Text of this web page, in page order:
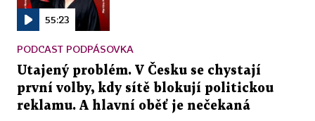
55:23
PODCAST PODPÁSOVKA
Utajený problém. V Česku se chystají
první volby, kdy sítě blokují politickou
reklamu. A hlavní oběť je nečekaná